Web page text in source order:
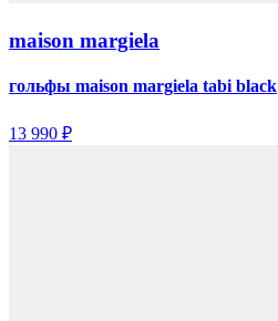
maison margiela
гольфы maison margiela tabi black
13 990 ₽